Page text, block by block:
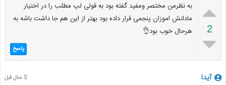

2

به نظرمن مختصر ومفید گفته بود به قولی لپ مطلب را در اختیار
مادانش اموزان پنجمی قرار داده بود بهتر از این هم جا داشت باشه به
هرحال خوب بود👌
پاسخ
آیدا 5 سال قبل